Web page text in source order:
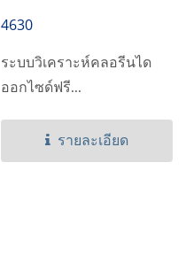
4630
ระบบวิเคราะห์คลอรีนได
ออกไซด์ฟรี...
รายละเอียด